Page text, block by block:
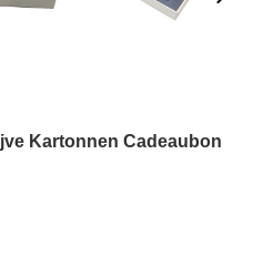
Kartonnen Cadeaubon